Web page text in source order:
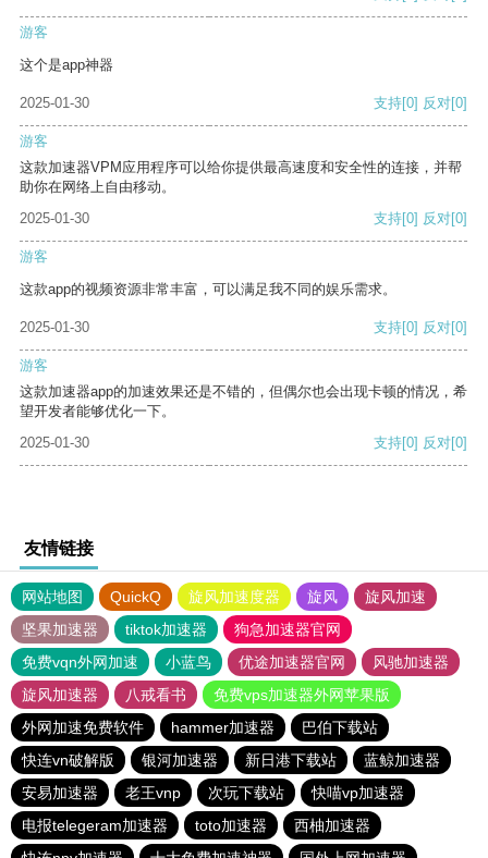
游客
这个是app神器
2025-01-30 支持[0] 反对[0]
游客
这款加速器VPM应用程序可以给你提供最高速度和安全性的连接，并帮
助你在网络上自由移动。
2025-01-30
支持[0] 反对[0]
游客
这款app的视频资源非常丰富，可以满足我不同的娱乐需求。
2025-01-30 支持[0] 反对[0]
游客
这款加速器app的加速效果还是不错的，但偶尔也会出现卡顿的情况，希
望开发者能够优化一下。
2025-01-30
支持[0] 反对[0]
友情链接
网站地图 QuickQ 旋风加速度器 旋风
旋风加速
坚果加速器
tiktok加速器
狗急加速器官网
免费vqn外网加速
小蓝鸟 优途加速器官网
风驰加速器
旋风加速器
八戒看书
免费vps加速器外网苹果版
外网加速免费软件
hammer加速器
巴伯下载站
快连vn破解版
银河加速器 新日港下载站
蓝鲸加速器
安易加速器
老王vnp 次玩下载站
快喵vp加速器
电报telegeram加速器
toto加速器
西柚加速器